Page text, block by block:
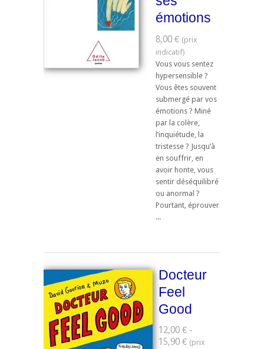
émotions
8,00 €
Vous vous sentez
hypersensible ?
Vous êtes souvent
submergé par vos
émotions ? Miné
par la colère,
l’inquiétude, la
tristesse ? Jusqu’à
en souffrir, en
avoir honte, vous
sentir déséquilibré
ou anormal ?
Pourtant, éprouver
...
Docteur
Feel
Good
12,00 € -
15,90 €